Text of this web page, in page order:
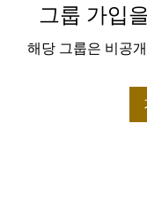
그룹 가입
해당 그룹은 비공